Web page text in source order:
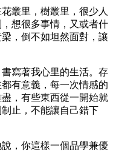
叢里，樹叢里，很少人
想很多事情，又或者什
，倒不如坦然面對，讓
寫著我心里的生活。存
有意義，每一次情感的
，有些東西從一開始就
止，不能讓自己錯下
，你這樣一個品學兼優